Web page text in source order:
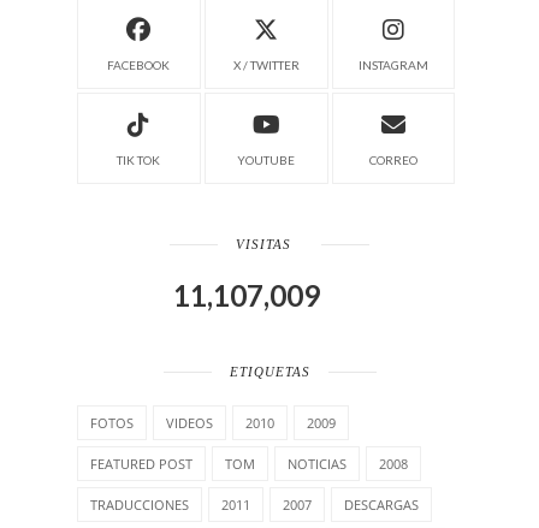
FACEBOOK X / TWITTER INSTAGRAM
TIK TOK YOUTUBE CORREO
VISITAS
11,107,009
ETIQUETAS
FOTOS VIDEOS 2010 2009
FEATURED POST TOM NOTICIAS 2008
TRADUCCIONES 2011 2007 DESCARGAS